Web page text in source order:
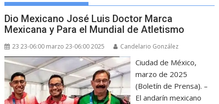
Dio Mexicano José Luis Doctor Marca
Mexicana y Para el Mundial de Atletismo
23 23-06:00 marzo 23-06:00 2025 Candelario González
Ciudad de México,
marzo de 2025
(Boletín de Prensa). –
El andarín mexicano